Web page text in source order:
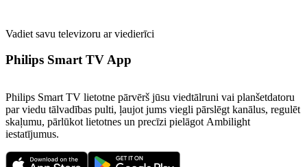
Vadiet savu televizoru ar viedierīci
Philips Smart TV App
Philips Smart TV lietotne pārvērš jūsu viedtālruni vai planšetdatoru
par viedu tālvadības pulti, ļaujot jums viegli pārslēgt kanālus, regulēt
skaļumu, pārlūkot lietotnes un precīzi pielāgot Ambilight
iestatījumus.